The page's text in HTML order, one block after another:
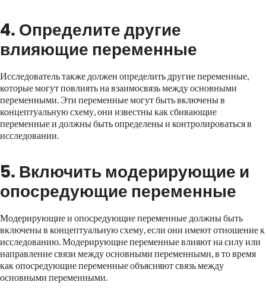
4. Определите другие
влияющие переменные
Исследователь также должен определить другие переменные,
которые могут повлиять на взаимосвязь между основными
переменными. Эти переменные могут быть включены в
концептуальную схему, они известны как сбивающие
переменные и должны быть определены и контролироваться в
исследовании.
5. Включить модерирующие и
опосредующие переменные
Модерирующие и опосредующие переменные должны быть
включены в концептуальную схему, если они имеют отношение к
исследованию. Модерирующие переменные влияют на силу или
направление связи между основными переменными, в то время
как опосредующие переменные объясняют связь между
основными переменными.